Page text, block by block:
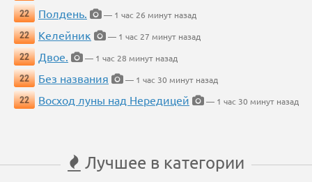
22
Полдень.
— 1 час 26 минут назад
22
Келейник
— 1 час 27 минут назад
22
Двое.
— 1 час 28 минут назад
22
Без названия
— 1 час 30 минут назад
22
Восход луны над Нередицей — 1 час 30 минут назад
Лучшее в категории